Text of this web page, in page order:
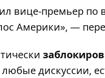
вице-премьер по
Америки», —
дискуссии,